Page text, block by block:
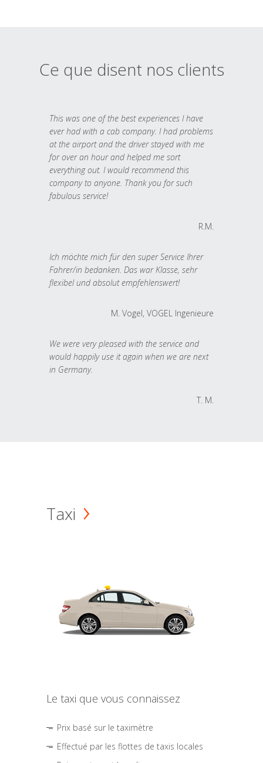
Ce que disent nos clients
This was one of the best experiences I have
ever had with a cab company. I had problems
at the airport and the driver stayed with me
for over an hour and helped me sort
everything out. I would recommend this
company to anyone. Thank you for such
fabulous service!
R.M.
Ich möchte mich für den super Service Ihrer
Fahrer/in bedanken. Das war Klasse, sehr
flexibel und absolut empfehlenswert!
M. Vogel, VOGEL Ingenieure
We were very pleased with the service and
would happily use it again when we are next
in Germany.
T. M.
Taxi
Le taxi que vous connaissez
Prix basé sur le taximètre
Effectué par les flottes de taxis locales